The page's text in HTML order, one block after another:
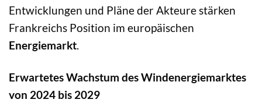
Entwicklungen und Pläne der Akteure stärken
Frankreichs Position im europäischen
Energiemarkt.
Erwartetes Wachstum des Windenergiemarktes
von 2024 bis 2029